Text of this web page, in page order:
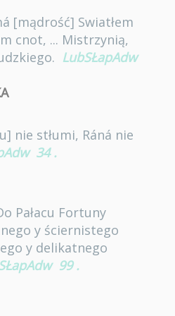
[mądrość] Swiatłem
cnot, ... Mistrzynią,
LubSŁapAdw
nie stłumi, Ráná nie
34 .
Pałacu Fortuny
y ściernistego
y delikatnego
99 .